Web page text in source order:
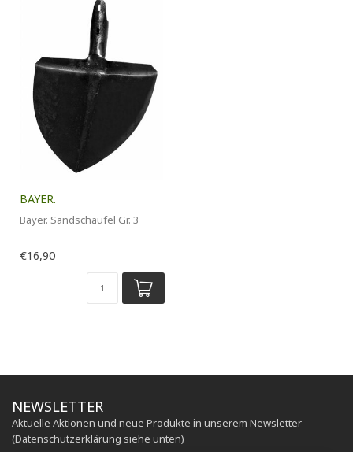
BAYER.
Bayer. Sandschaufel Gr. 3
€16,90
NEWSLETTER
Aktuelle Aktionen und neue Produkte in unserem Newsletter
(Datenschutzerklärung siehe unten)